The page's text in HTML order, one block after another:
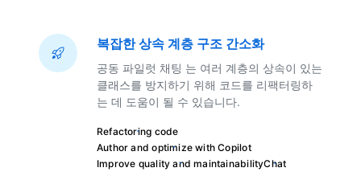
복잡한 상속 계층 구조 간소화
공동 파일럿 채팅 는 여러 계층의 상속이 있는
클래스를 방지하기 위해 코드를 리팩터링하
는 데 도움이 될 수 있습니다.
Refactoring code
Author and optimize with Copilot
Improve quality and maintainabilityChat